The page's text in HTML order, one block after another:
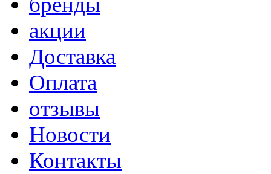
акции
Доставка
Оплата
отзывы
Новости
Контакты